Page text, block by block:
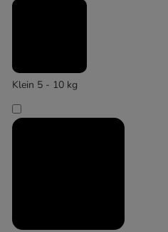
Klein 5 - 10 kg